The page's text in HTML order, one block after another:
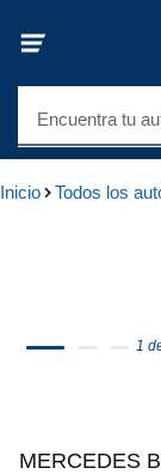
Encuentra tu
Inicio Todos los
1
MERCEDES